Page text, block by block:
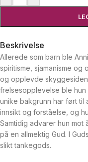
Beskrivelse
Allerede som barn ble
spiritisme, sjamanisme og
og opplevde
frelsesopplevelse ble hun
unike bakgrunn har ført til
innsikt og forståelse, og
Samtidig advarer hun mot
på en allmektig Gud. I
slikt tankegods.